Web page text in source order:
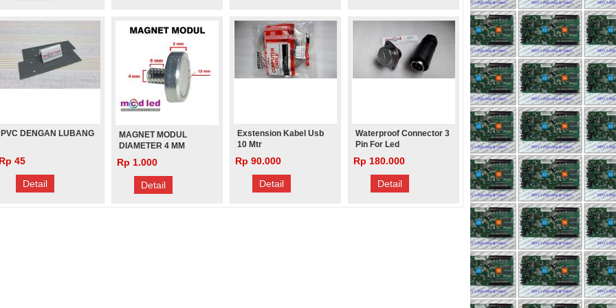
PVC DENGAN LUBANG
Rp 45
Detail
MAGNET MODUL
DIAMETER 4 MM
PANJANG 7 MM
(PENDEK)
Rp 1.000
Detail
Exstension Kabel Usb
10 Mtr
Rp 90.000
Detail
Waterproof Connector 3
Pin For Led
Rp 180.000
Detail
3